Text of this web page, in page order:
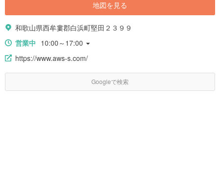
地図を見る
和歌山県西牟婁郡白浜町堅田２３９９
営業中 10:00～17:00
https://www.aws-s.com/
Googleで検索